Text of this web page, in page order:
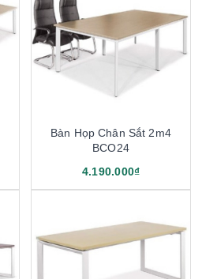
Bàn Họp Chân Sắt 2m4
BCO24
4.190.000₫